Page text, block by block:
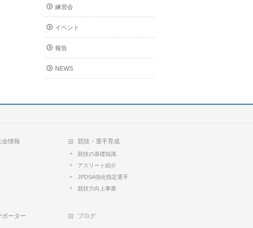
練習会
イベント
報告
NEWS
会情報 競技・選手育成
競技の基礎知識
アスリート紹介
JPDSA強化指定選手
競技力向上事業
ポーター ブログ